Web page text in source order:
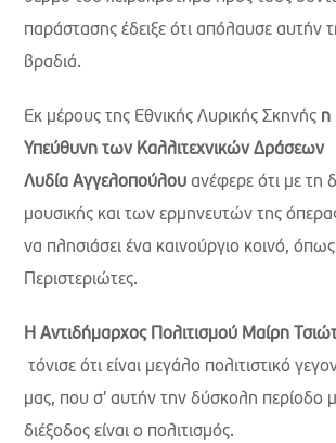
παράστασης έδειξε ότι απόλαυσε αυτήν
βραδιά.
Εκ μέρους της Εθνικής Λυρικής Σκηνής η
Υπεύθυνη των Καλλιτεχνικών Δράσεων
Λυδία Αγγελοπούλου ανέφερε ότι με τη
μουσικής και των ερμηνευτών της
να πλησιάσει ένα καινούργιο κοινό, όπως
Περιστεριώτες.
Η Αντιδήμαρχος Πολιτισμού Μαίρη
τόνισε ότι είναι μεγάλο πολιτιστικό
μας, που σ' αυτήν την δύσκολη περίοδο
διέξοδος είναι ο πολιτισμός.